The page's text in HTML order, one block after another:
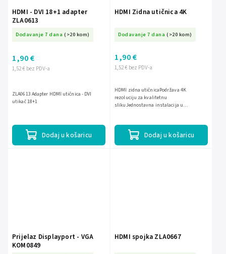
HDMI - DVI 18+1 adapter
ZLA0613
Dodavanje 7 dana (>20 kom)
1,52 € bez PDV-a
1,90 €
Dodaj u košaricu
ZLA0613 Adapter HDMI utičnica - DVI
utikač 18+1
HDMI Zidna utičnica 4K
Dodavanje 7 dana (>20 kom)
1,52 € bez PDV-a
1,90 €
Dodaj u košaricu
HDMI zidna utičnicaPodržava 4K
rezoluciju za kvalitetnu
slikuJednostavna instalacija u
gubitka kvalitete
Prijelaz Displayport - VGA
KOM0849
HDMI spojka ZLA0667